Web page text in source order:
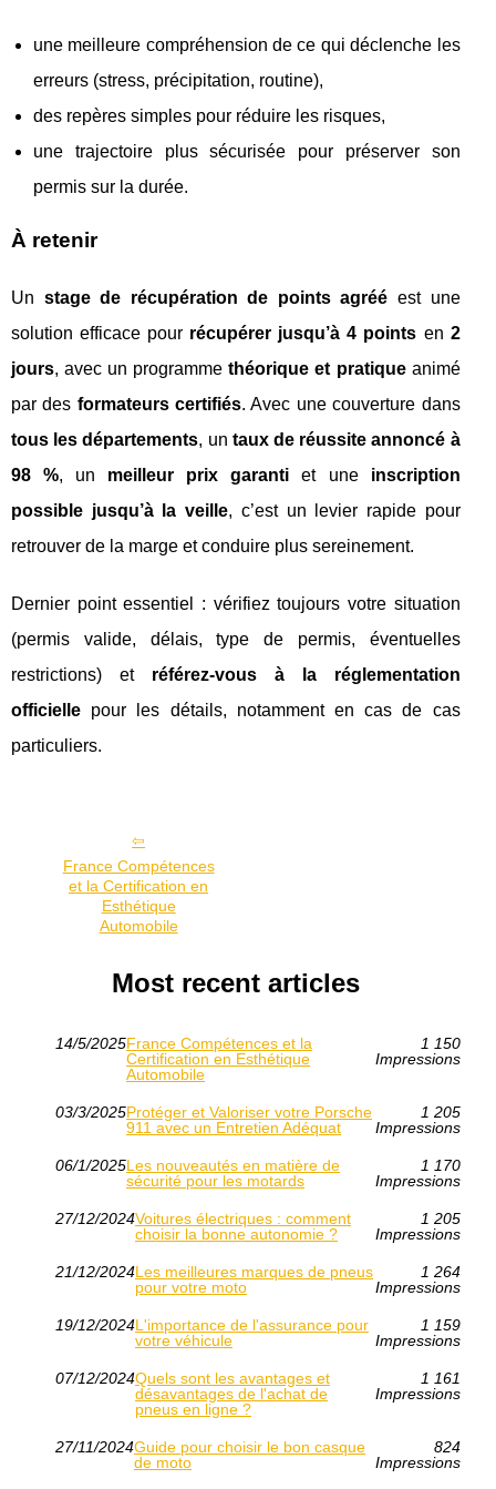
une meilleure compréhension de ce qui déclenche les
erreurs (stress, précipitation, routine),
des repères simples pour réduire les risques,
une trajectoire plus sécurisée pour préserver son
permis sur la durée.
À retenir
Un stage de récupération de points agréé est une
solution efficace pour récupérer jusqu’à 4 points en 2
jours, avec un programmethéorique et pratiqueanimé
par des formateurs certifiés. Avec une couverture dans
tous les départements, un taux de réussite annoncé à
98 %, un meilleur prix garanti et une inscription
possible jusqu’à la veille, c’est un levier rapide pour
retrouver de la marge et conduire plus sereinement.
Dernier point essentiel : vérifiez toujours votre situation
(permis valide, délais, type de permis, éventuelles
restrictions) et référez-vous à la réglementation
officielle pour les détails, notamment en cas de cas
particuliers.
France Compétences
et la Certification en
Esthétique
Automobile
Most recent articles
14/5/2025France Compétences et la
Certification en Esthétique
Automobile
1 150
Impressions
03/3/2025Protéger et Valoriser votre Porsche
911 avec un Entretien Adéquat
1 205
Impressions
06/1/2025Les nouveautés en matière de
sécurité pour les motards
1 170
Impressions
27/12/2024Voitures électriques : comment
choisir la bonne autonomie ?
1 205
Impressions
21/12/2024Les meilleures marques de pneus
pour votre moto
1 264
Impressions
19/12/2024L'importance de l'assurance pour
votre véhicule
1 159
Impressions
07/12/2024Quels sont les avantages et
désavantages de l'achat de
pneus en ligne ?
1 161
Impressions
27/11/2024Guide pour choisir le bon casque
de moto
824
Impressions